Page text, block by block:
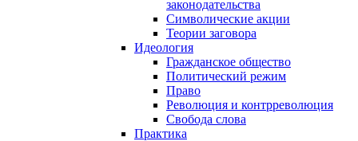
законодательства
Символические акции
Теории заговора
Идеология
Гражданское общество
Политический режим
Право
Революция и контрреволюция
Свобода слова
Практика